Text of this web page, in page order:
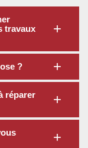
travaux
?
réparer